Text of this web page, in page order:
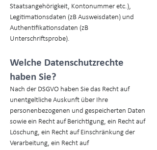
Staatsangehörigkeit, Kontonummer etc.),
Legitimationsdaten (zB Ausweisdaten) und
Authentifikationsdaten (zB
Unterschriftsprobe).
Welche Datenschutzrechte
haben Sie?
Nach der DSGVO haben Sie das Recht auf
unentgeltliche Auskunft über Ihre
personenbezogenen und gespeicherten Daten
sowie ein Recht auf Berichtigung, ein Recht auf
Löschung, ein Recht auf Einschränkung der
Verarbeitung, ein Recht auf